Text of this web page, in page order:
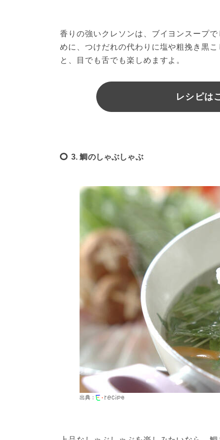
香りの強いクレソンは、ブイヨンスープ
めに、つけだれの代わりに塩や粗挽き黒
と、目でも舌でも楽しめますよ。
レシピは
3. 鯛のしゃぶしゃぶ
出典：